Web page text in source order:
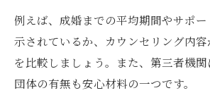
例えば、成婚までの平均期間やサポ
示されているか、カウンセリング内
を比較しましょう。また、第三者機
団体の有無も安心材料の一つです。